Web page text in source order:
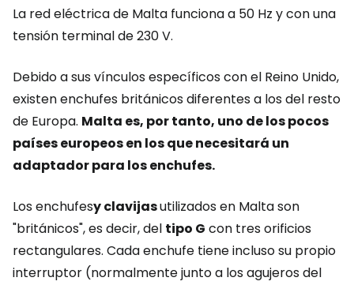
La red eléctrica de Malta funciona a 50 Hz y con una
tensión terminal de 230 V.
Debido a sus vínculos específicos con el Reino Unido,
existen enchufes británicos diferentes a los del resto
de Europa. Malta es, por tanto, uno de los pocos
países europeos en los que necesitará un
adaptador para los enchufes.
Los enchufesy clavijasutilizados en Malta son
"británicos", es decir, del tipo G con tres orificios
rectangulares. Cada enchufe tiene incluso su propio
interruptor (normalmente junto a los agujeros del